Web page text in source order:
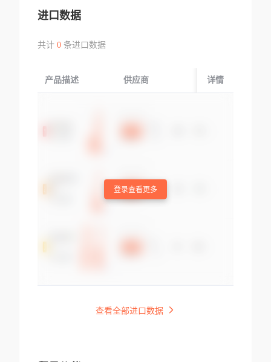
进口数据
共计 0条进口数据
产品描述 供应商 起运国/地区
详情
登录查看更多
查看全部进口数据